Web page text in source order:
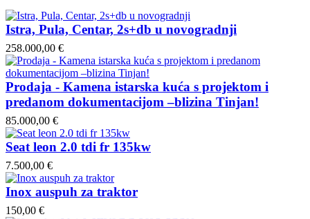
Istra, Pula, Centar, 2s+db u novogradnji
258.000,00 €
Prodaja - Kamena istarska kuća s projektom i
predanom dokumentacijom –blizina Tinjan!
85.000,00 €
Seat leon 2.0 tdi fr 135kw
7.500,00 €
Inox auspuh za traktor
150,00 €